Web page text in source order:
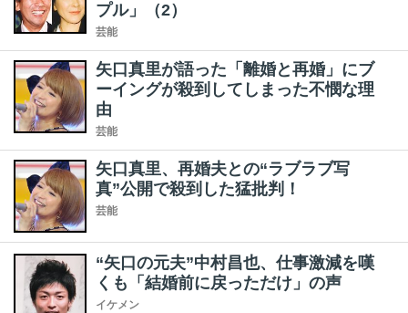
プル」（2）
芸能
矢口真里が語った「離婚と再婚」にブ
ーイングが殺到してしまった不憫な理
由
芸能
矢口真里、再婚夫との“ラブラブ写
真”公開で殺到した猛批判！
芸能
“矢口の元夫”中村昌也、仕事激減を嘆
くも「結婚前に戻っただけ」の声
イケメン